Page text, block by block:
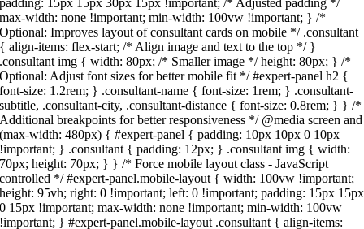
max-width: none !important; min-width: 100vw !important; } /*
Optional: Improves layout of consultant cards on mobile */ .consultant
{ align-items: flex-start; /* Align image and text to the top */ }
.consultant img { width: 80px; /* Smaller image */ height: 80px; } /*
Optional: Adjust font sizes for better mobile fit */ #expert-panel h2 {
font-size: 1.2rem; } .consultant-name { font-size: 1rem; } .consultant-
subtitle, .consultant-city, .consultant-distance { font-size: 0.8rem; } } /*
Additional breakpoints for better responsiveness */ @media screen and
(max-width: 480px) { #expert-panel { padding: 10px 10px 0 10px
!important; } .consultant { padding: 12px; } .consultant img { width:
70px; height: 70px; } } /* Force mobile layout class - JavaScript
controlled */ #expert-panel.mobile-layout { width: 100vw !important;
height: 95vh; right: 0 !important; left: 0 !important; padding: 15px 15px
0 15px !important; max-width: none !important; min-width: 100vw
!important; } #expert-panel.mobile-layout .consultant { align-items: